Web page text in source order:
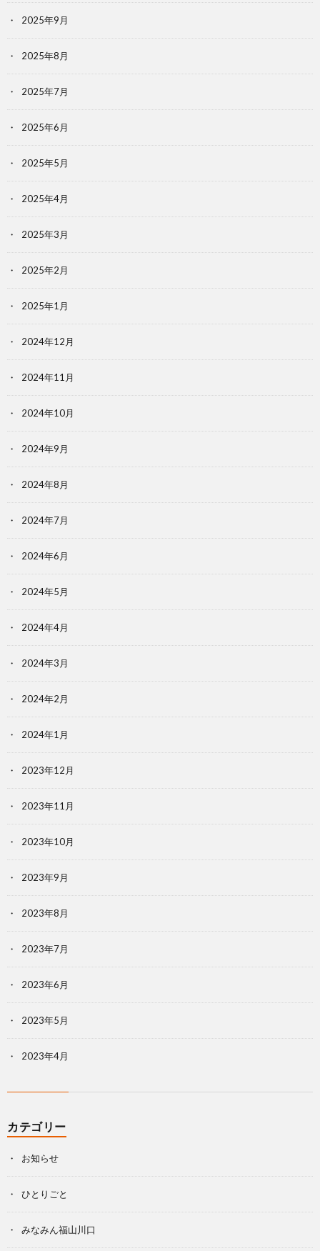
2025年9月
2025年8月
2025年7月
2025年6月
2025年5月
2025年4月
2025年3月
2025年2月
2025年1月
2024年12月
2024年11月
2024年10月
2024年9月
2024年8月
2024年7月
2024年6月
2024年5月
2024年4月
2024年3月
2024年2月
2024年1月
2023年12月
2023年11月
2023年10月
2023年9月
2023年8月
2023年7月
2023年6月
2023年5月
2023年4月
カテゴリー
お知らせ
ひとりごと
みなみん福山川口